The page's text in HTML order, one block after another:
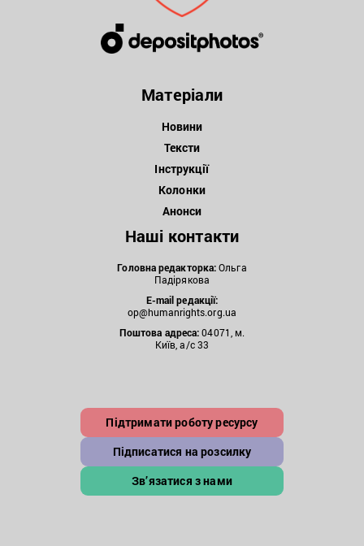
Матеріали
Новини
Тексти
Інструкції
Колонки
Анонси
Наші контакти
Головна редакторка:Ольга
Падірякова
E-mail редакції:
op@humanrights.org.ua
Поштова адреса:04071, м.
Київ, а/с 33
Підтримати роботу ресурсу
Підписатися на розсилку
Зв’язатися з нами